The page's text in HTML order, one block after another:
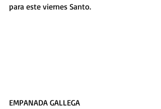
para este viernes Santo.
EMPANADA GALLEGA